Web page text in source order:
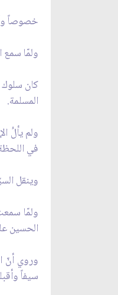
خصوصاً
ولمّا سمع
كان سلوك
المسلمة.
ولم يألُ
في
وينقل
ولمّا
الحسين
وروي أنّ
سيفاً